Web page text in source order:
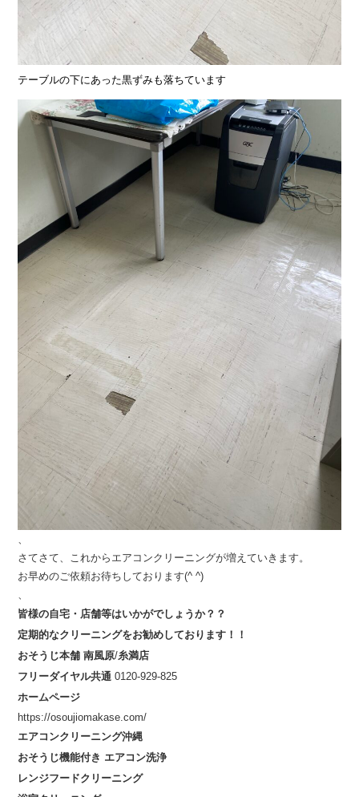
テーブルの下にあった黒ずみも落ちています
、
さてさて、これからエアコンクリーニングが増えていきます。
お早めのご依頼お待ちしております(^ ^)
、
皆様の自宅・店舗等はいかがでしょうか？？
定期的なクリーニングをお勧めしております！！
おそうじ本舗 南風原/糸満店
フリーダイヤル共通 0120-929-825
ホームページ
https://osoujiomakase.com/
エアコンクリーニング沖縄
おそうじ機能付き エアコン洗浄
レンジフードクリーニング